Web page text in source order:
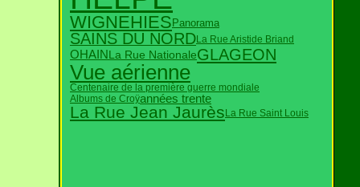
WIGNEHIESPanorama
SAINS DU NORDLa Rue Aristide Briand
OHAINLa Rue NationaleGLAGEON
Vue aérienne
Centenaire de la première guerre mondiale
Albums de Croÿannées trente
La Rue Jean JaurèsLa Rue Saint Louis